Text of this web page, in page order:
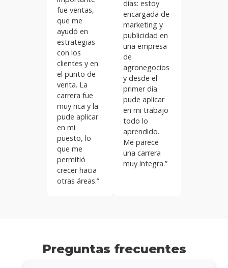
fue ventas,
que me
ayudó en
estrategias
con los
clientes y en
el punto de
venta. La
carrera fue
muy rica y la
pude aplicar
en mi
puesto, lo
que me
permitió
crecer hacia
otras áreas.”
días: estoy
encargada de
marketing y
publicidad en
una empresa
de
agronegocios
y desde el
primer día
pude aplicar
en mi trabajo
todo lo
aprendido.
Me parece
una carrera
muy íntegra.”
Preguntas frecuentes